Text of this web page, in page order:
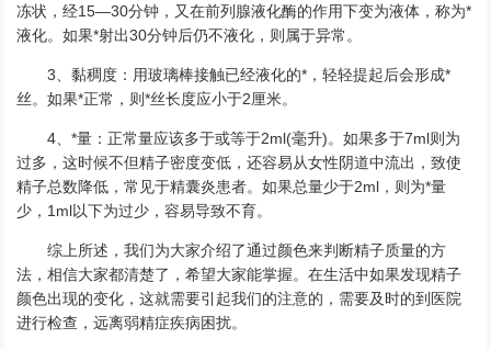
冻状，经15—30分钟，又在前列腺液化酶的作用下变为液体，称为*
液化。如果*射出30分钟后仍不液化，则属于异常。
3、黏稠度：用玻璃棒接触已经液化的*，轻轻提起后会形成*
丝。如果*正常，则*丝长度应小于2厘米。
4、*量：正常量应该多于或等于2ml(毫升)。如果多于7ml则为
过多，这时候不但精子密度变低，还容易从女性阴道中流出，致使
精子总数降低，常见于精囊炎患者。如果总量少于2ml，则为*量
少，1ml以下为过少，容易导致不育。
综上所述，我们为大家介绍了通过颜色来判断精子质量的方
法，相信大家都清楚了，希望大家能掌握。在生活中如果发现精子
颜色出现的变化，这就需要引起我们的注意的，需要及时的到医院
进行检查，远离弱精症疾病困扰。